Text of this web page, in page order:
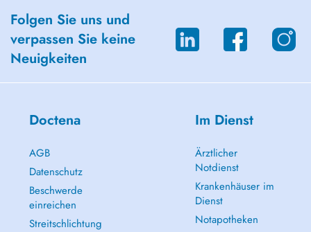
Folgen Sie uns und
verpassen Sie keine
Neuigkeiten
Doctena
AGB
Datenschutz
Beschwerde
einreichen
Streitschlichtung
Im Dienst
Ärztlicher
Notdienst
Krankenhäuser im
Dienst
Notapotheken